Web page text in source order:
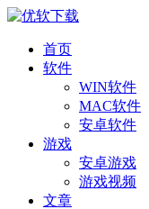
首页
软件
WIN软件
MAC软件
安卓软件
游戏
安卓游戏
游戏视频
文章